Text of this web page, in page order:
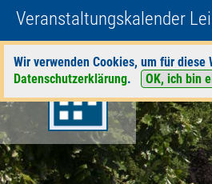
Veranstaltungskalender
Wir verwenden Cookies, um für
Datenschutzerklärung. OK, ich bin